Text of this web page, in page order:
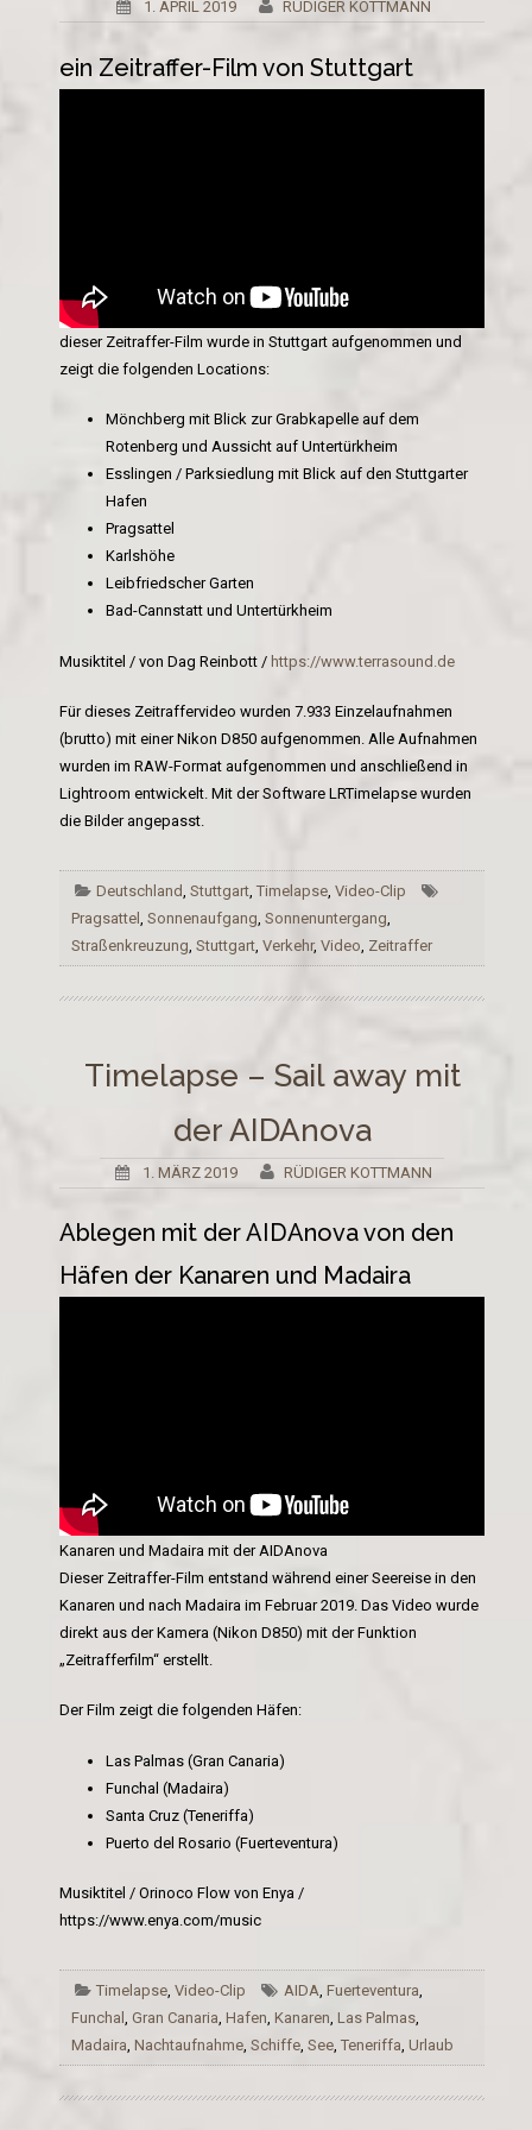
1. APRIL 2019 RÜDIGER KOTTMANN
ein Zeitraffer-Film von Stuttgart
dieser Zeitraffer-Film wurde in Stuttgart aufgenommen und
zeigt die folgenden Locations:
Mönchberg mit Blick zur Grabkapelle auf dem
Rotenberg und Aussicht auf Untertürkheim
Esslingen / Parksiedlung mit Blick auf den Stuttgarter
Hafen
Pragsattel
Karlshöhe
Leibfriedscher Garten
Bad-Cannstatt und Untertürkheim
Musiktitel / von Dag Reinbott / https://www.terrasound.de
Für dieses Zeitraffervideo wurden 7.933 Einzelaufnahmen
(brutto) mit einer Nikon D850 aufgenommen. Alle Aufnahmen
wurden im RAW-Format aufgenommen und anschließend in
Lightroom entwickelt. Mit der Software LRTimelapse wurden
die Bilder angepasst.
Deutschland ,Stuttgart ,Timelapse ,Video-Clip
Pragsattel Sonnenaufgang Sonnenuntergang
Straßenkreuzung Stuttgart Verkehr, Video Zeitraffer
Timelapse – Sail away mit
der AIDAnova
1. MÄRZ 2019 RÜDIGER KOTTMANN
Ablegen mit der AIDAnova von den
Häfen der Kanaren und Madaira
Kanaren und Madaira mit der AIDAnova
Dieser Zeitraffer-Film entstand während einer Seereise in den
Kanaren und nach Madaira im Februar 2019. Das Video wurde
direkt aus der Kamera (Nikon D850) mit der Funktion
„Zeitrafferfilm“ erstellt.
Der Film zeigt die folgenden Häfen:
Las Palmas (Gran Canaria)
Funchal (Madaira)
Santa Cruz (Teneriffa)
Puerto del Rosario (Fuerteventura)
Musiktitel / Orinoco Flow von Enya /
https://www.enya.com/music
Timelapse ,Video-Clip AIDA Fuerteventura
Funchal
Gran Canaria Hafen Kanaren Las Palmas
Madaira Nachtaufnahme Schiffe See Teneriffa Urlaub